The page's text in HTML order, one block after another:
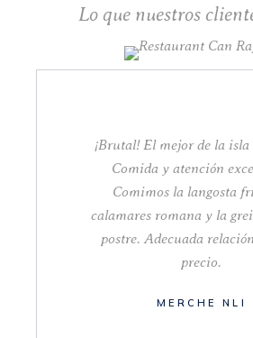
Lo que nuestros
¡Brutal! El mejor de la
Comida y atención
Comimos la langosta
calamares romana y la
postre. Adecuada
precio.
MERCHE NLI